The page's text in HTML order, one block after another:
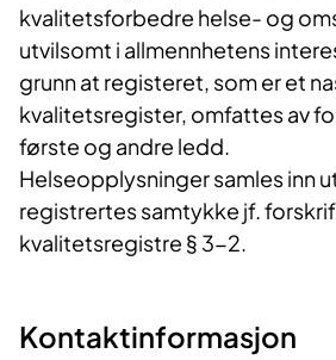
kvalitetsforbedre helse- og
utvilsomt i allmennhetens
grunn at registeret, som er et
kvalitetsregister, omfattes av
første og andre ledd.
Helseopplysninger samles inn
registrertes samtykke jf.
kvalitetsregistre § 3-2.
Kontaktinformasjon